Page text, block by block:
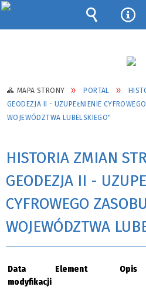
MAPA STRONY PORTAL
GEODEZJA II - UZUPEŁNIENIE
WOJEWÓDZTWA LUBELSKIEGO"
HISTORIA ZMIAN
GEODEZJA II -
CYFROWEGO
WOJEWÓDZTWA
Data
modyfikacji
Element Opis